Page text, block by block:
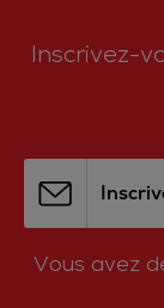
Inscrivez-
Vous avez